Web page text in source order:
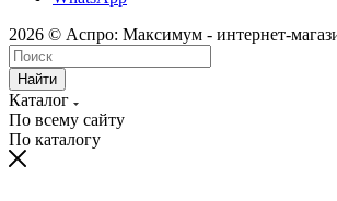
2026 © Аспро: Максимум - интернет-
Найти
Каталог
По всему сайту
По каталогу